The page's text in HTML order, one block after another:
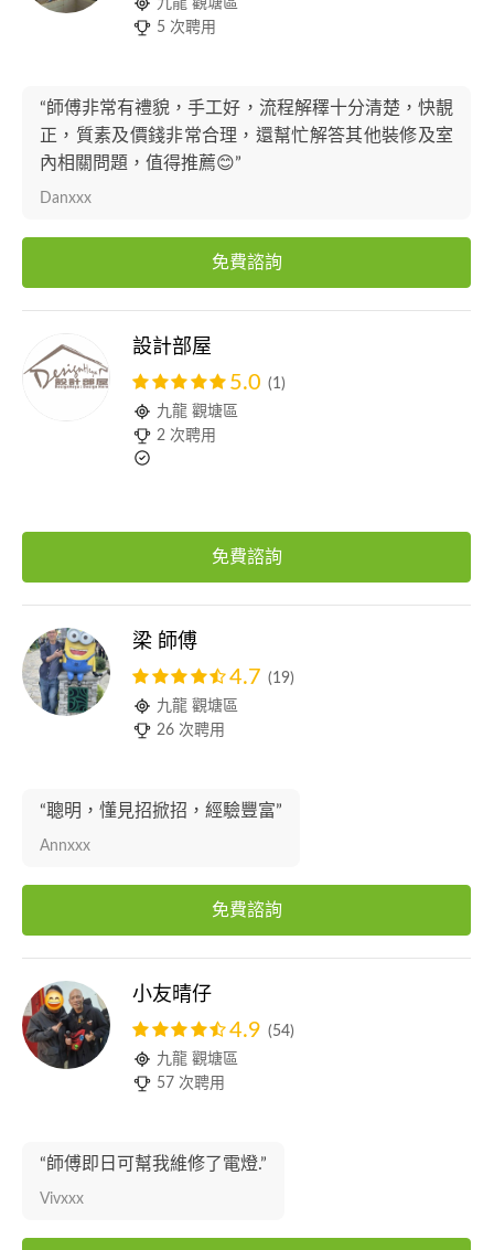
九龍 觀塘區
5 次聘用
“師傅非常有禮貌，手工好，流程解䆁十分清楚，快靚
正，質素及價錢非常合理，還幫忙解答其他裝修及室
內相關問題，值得推薦😊”
Danxxx
免費諮詢
設計部屋
5.0 (1)
九龍 觀塘區
2 次聘用
免費諮詢
梁 師傅
4.7 (19)
九龍 觀塘區
26 次聘用
“聰明，懂見招掀招，經驗豐富”
Annxxx
免費諮詢
小友晴仔
4.9 (54)
九龍 觀塘區
57 次聘用
“師傅即日可幫我維修了電燈.”
Vivxxx